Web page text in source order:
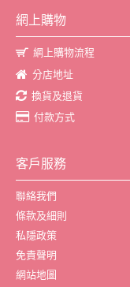
網上購物
網上購物流程
分店地址
換貨及退貨
付款方式
客戶服務
聯絡我們
條款及細則
私隱政策
免責聲明
網站地圖